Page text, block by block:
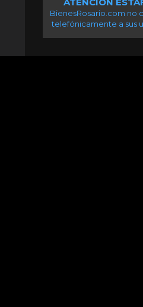
BienesRosario.com no
telefónicamente a sus